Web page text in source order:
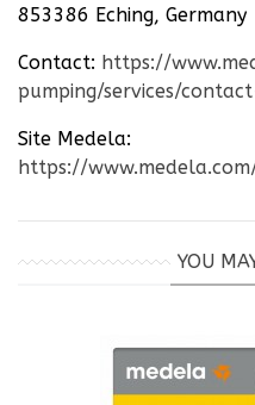
853386 Eching, Germany
Contact: https://
pumping/services/
Site Medela:
https://
YOU